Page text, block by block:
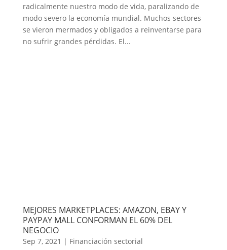
radicalmente nuestro modo de vida, paralizando de
modo severo la economía mundial. Muchos sectores
se vieron mermados y obligados a reinventarse para
no sufrir grandes pérdidas. El...
MEJORES MARKETPLACES: AMAZON, EBAY Y
PAYPAY MALL CONFORMAN EL 60% DEL
NEGOCIO
Sep 7, 2021 | Financiación sectorial